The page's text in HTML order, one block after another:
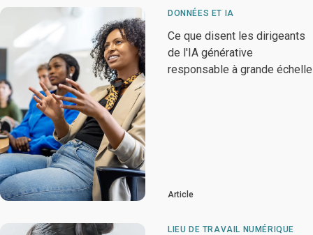
DONNÉES ET IA
Ce que disent les dirigeants
de l'IA générative
responsable à grande échelle
Article
LIEU DE TRAVAIL NUMÉRIQUE